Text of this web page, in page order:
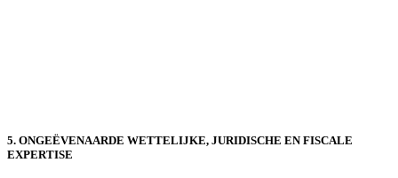
5. ONGEËVENAARDE WETTELIJKE, JURIDISCHE EN FISCALE
EXPERTISE